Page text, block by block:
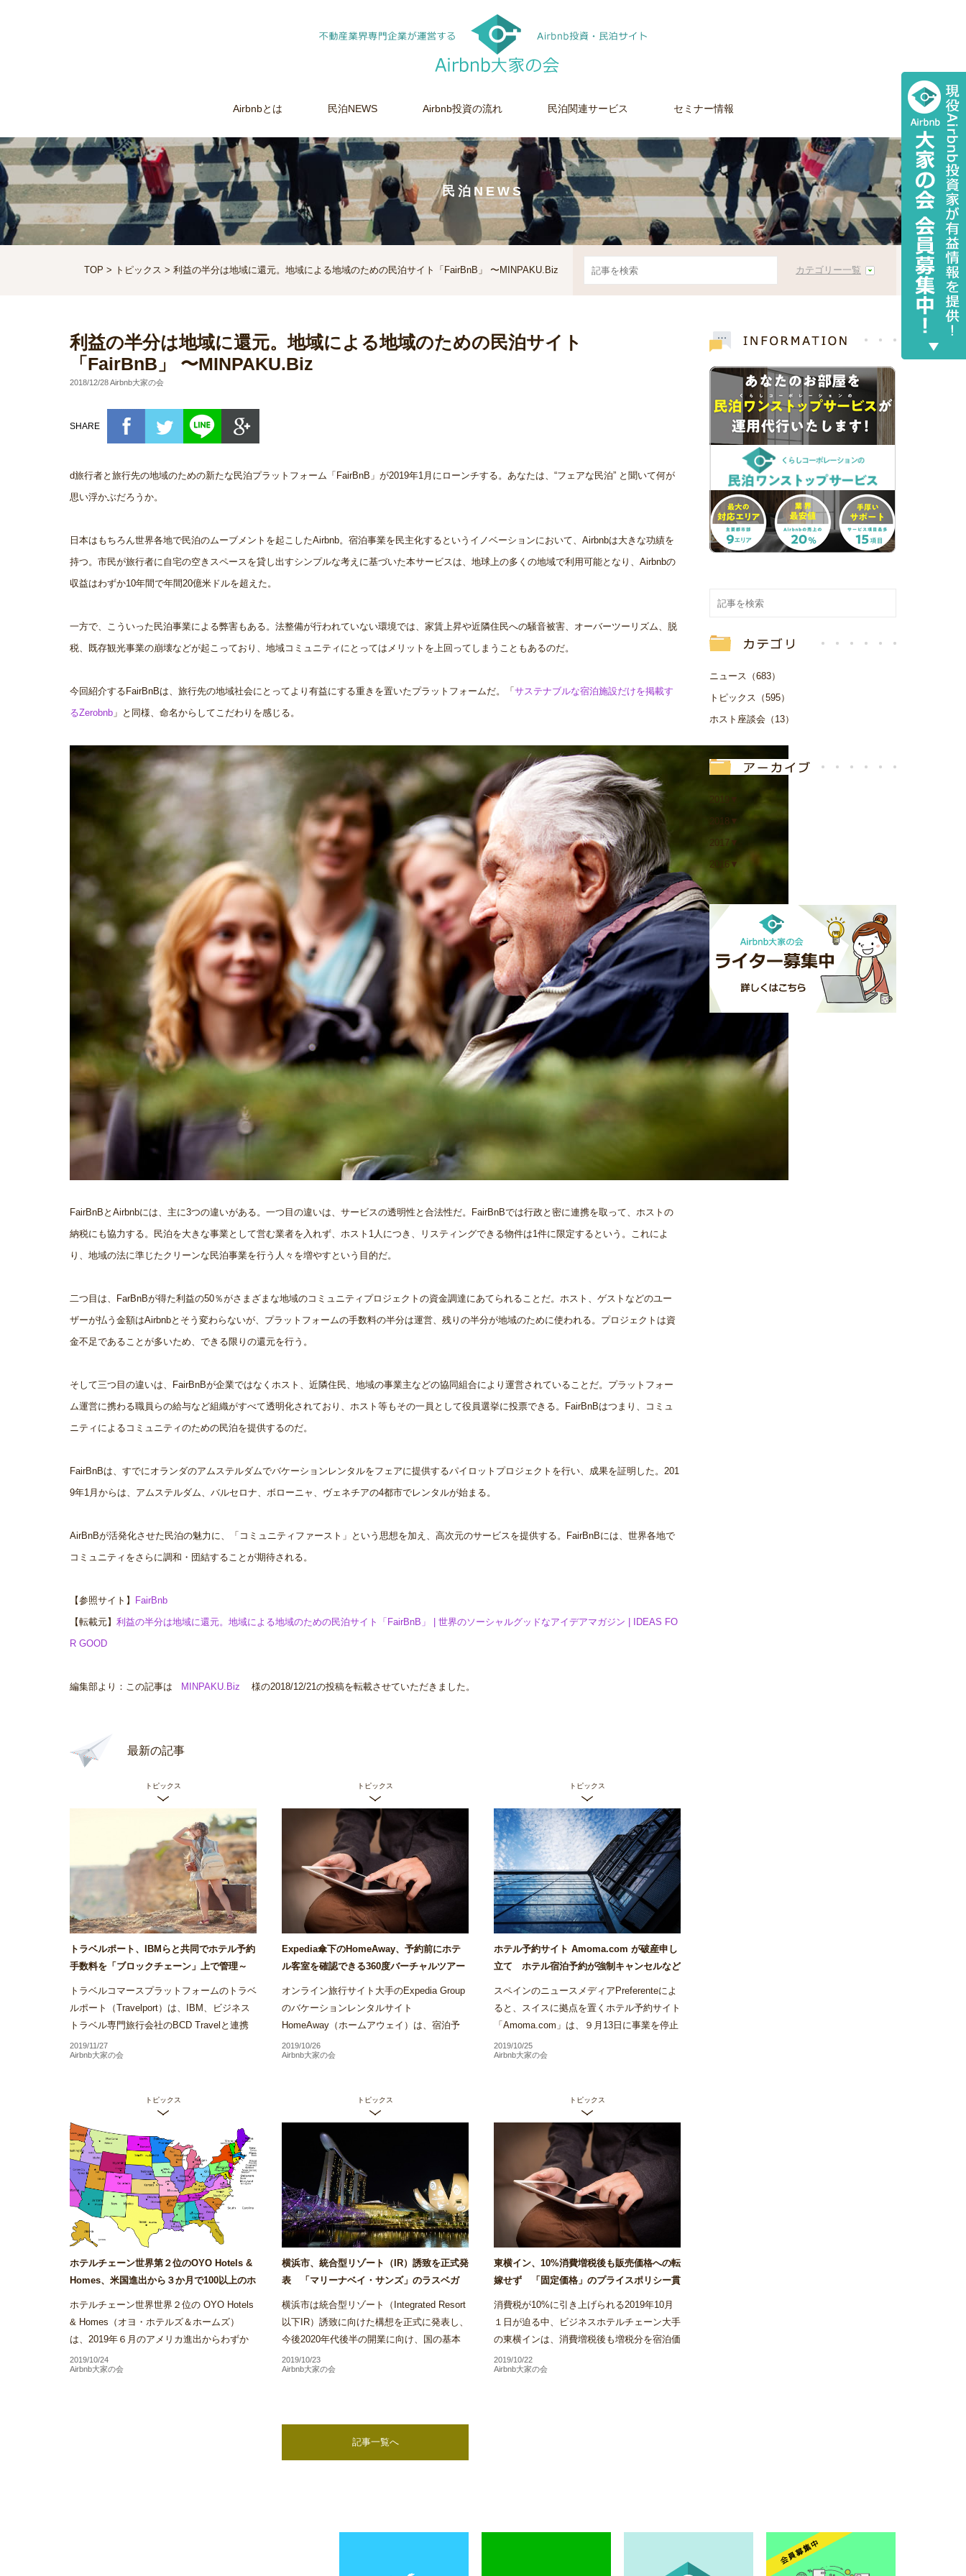
Airbnbとは 民泊NEWS Airbnb投資の流れ 民泊関連サービス セミナー情報
民泊NEWS
TOP > トピックス > 利益の半分は地域に還元。地域による地域のための民泊サイト「FairBnB」 〜MINPAKU.Biz カテゴリー一覧
利益の半分は地域に還元。地域による地域のための民泊サイト
「FairBnB」 〜MINPAKU.Biz
2018/12/28 Airbnb大家の会
SHARE
d旅行者と旅行先の地域のための新たな民泊プラットフォーム「FairBnB」が2019年1月にローンチする。あなたは、“フェアな民泊” と聞いて何が
思い浮かぶだろうか。
日本はもちろん世界各地で民泊のムーブメントを起こしたAirbnb。宿泊事業を民主化するというイノベーションにおいて、Airbnbは大きな功績を
持つ。市民が旅行者に自宅の空きスペースを貸し出すシンプルな考えに基づいた本サービスは、地球上の多くの地域で利用可能となり、Airbnbの
収益はわずか10年間で年間20億米ドルを超えた。
一方で、こういった民泊事業による弊害もある。法整備が行われていない環境では、家賃上昇や近隣住民への騒音被害、オーバーツーリズム、脱
税、既存観光事業の崩壊などが起こっており、地域コミュニティにとってはメリットを上回ってしまうこともあるのだ。
今回紹介するFairBnBは、旅行先の地域社会にとってより有益にする重きを置いたプラットフォームだ。「 サステナブルな宿泊施設だけを掲載す
るZerobnb 」と同様、命名からしてこだわりを感じる。
FairBnBとAirbnbには、主に3つの違いがある。一つ目の違いは、サービスの透明性と合法性だ。FairBnBでは行政と密に連携を取って、ホストの
納税にも協力する。民泊を大きな事業として営む業者を入れず、ホスト1人につき、リスティングできる物件は1件に限定するという。これによ
り、地域の法に準じたクリーンな民泊事業を行う人々を増やすという目的だ。
二つ目は、FarBnBが得た利益の50％がさまざまな地域のコミュニティプロジェクトの資金調達にあてられることだ。ホスト、ゲストなどのユー
ザーが払う金額はAirbnbとそう変わらないが、プラットフォームの手数料の半分は運営、残りの半分が地域のために使われる。プロジェクトは資
金不足であることが多いため、できる限りの還元を行う。
そして三つ目の違いは、FairBnBが企業ではなくホスト、近隣住民、地域の事業主などの協同組合により運営されていることだ。プラットフォー
ム運営に携わる職員らの給与など組織がすべて透明化されており、ホスト等もその一員として役員選挙に投票できる。FairBnBはつまり、コミュ
ニティによるコミュニティのための民泊を提供するのだ。
FairBnBは、すでにオランダのアムステルダムでバケーションレンタルをフェアに提供するパイロットプロジェクトを行い、成果を証明した。201
9年1月からは、アムステルダム、バルセロナ、ボローニャ、ヴェネチアの4都市でレンタルが始まる。
AirBnBが活発化させた民泊の魅力に、「コミュニティファースト」という思想を加え、高次元のサービスを提供する。FairBnBには、世界各地で
コミュニティをさらに調和・団結することが期待される。
【参照サイト】
FairBnb
【転載元】 利益の半分は地域に還元。地域による地域のための民泊サイト「FairBnB」 | 世界のソーシャルグッドなアイデアマガジン | IDEAS FO
R GOOD
編集部より：この記事は MINPAKU.Biz 様の2018/12/21の投稿を転載させていただきました。
最新の記事
トピックス
トラベルポート、IBMらと共同でホテル予約
手数料を「ブロックチェーン」上で管理～
トラベルコマースプラットフォームのトラベ
ルポート（Travelport）は、IBM、ビジネス
トラベル専門旅行会社のBCD Travelと連携
し、ブロックチェーンを活用したホテル予約
手数料の管理プラット...
2019/11/27
Airbnb大家の会
トピックス
Expedia傘下のHomeAway、予約前にホテ
ル客室を確認できる360度バーチャルツアー
の運用をバリでローンチ～Airstair
オンライン旅行サイト大手のExpedia Group
のバケーションレンタルサイト
HomeAway（ホームアウェイ）は、宿泊予
約を行う前にホテル客室内を360度確認でき
るバーチャルツアーの運用をバリでス...
2019/10/26
Airbnb大家の会
トピックス
ホテル予約サイト Amoma.com が破産申し
立て ホテル宿泊予約が強制キャンセルなど
スペインのニュースメディアPreferenteによ
ると、スイスに拠点を置くホテル予約サイト
「Amoma.com」は、９月13日に事業を停止
し破産申し立てを行ったことがわかった。
Amomaは、2013年に創業...
2019/10/25
Airbnb大家の会
トピックス
ホテルチェーン世界第２位のOYO Hotels &
Homes、米国進出から３か月で100以上のホ
テルを展開～Airstair
ホテルチェーン世界世界２位の OYO Hotels
& Homes（オヨ・ホテルズ＆ホームズ）
は、2019年６月のアメリカ進出からわずか
３か月で同社が展開するホテル施設数がアメ
リカ国内だけで100を...
2019/10/24
Airbnb大家の会
トピックス
横浜市、統合型リゾート（IR）誘致を正式発
表 「マリーナベイ・サンズ」のラスベガ
ス・サンズも参入意欲～Airstair
横浜市は統合型リゾート（Integrated Resort
以下IR）誘致に向けた構想を正式に発表し、
今後2020年代後半の開業に向け、国の基本
方針を受けた実施方針の策定やIR事業者決定
といった本格的な検...
2019/10/23
Airbnb大家の会
トピックス
東横イン、10%消費増税後も販売価格への転
嫁せず 「固定価格」のプライスポリシー貫
く方針～Airstair
消費税が10%に引き上げられる2019年10月
１日が迫る中、ビジネスホテルチェーン大手
の東横インは、消費増税後も増税分を宿泊価
格に上乗せする目的での料金改定は実施しな
い方針であることを明...
2019/10/22
Airbnb大家の会
記事一覧へ
ニュース（683）
トピックス（595）
ホスト座談会（13）
2019
2018 ▼
2017 ▼
2016 ▼